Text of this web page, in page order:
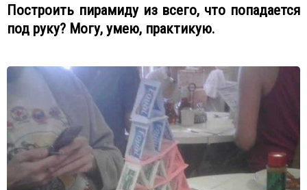
Построить пирамиду из всего, что попадается
под руку? Могу, умею, практикую.